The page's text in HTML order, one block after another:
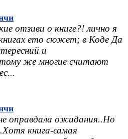
отзиви о книге?! лично я
ето сюжет; в Коде Да
и
тому же многие считают
оправдала ожидания..Но
книга-самая